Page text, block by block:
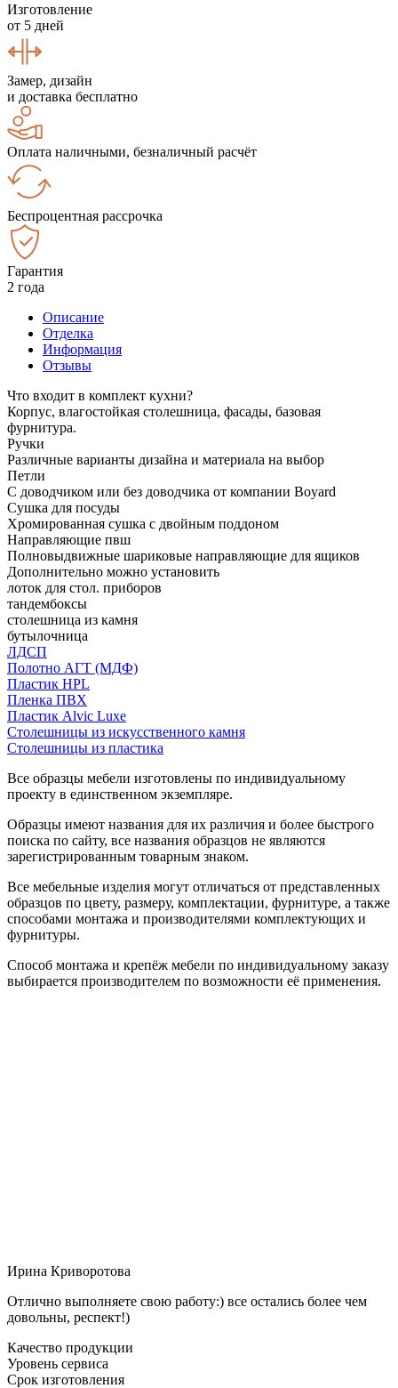
Изготовление
от 5 дней
Замер, дизайн
и доставка бесплатно
Оплата наличными, безналичный расчёт
Беспроцентная рассрочка
Гарантия
2 года
Описание
Отделка
Информация
Отзывы
Что входит в комплект кухни?
Корпус, влагостойкая столешница, фасады, базовая
фурнитура.
Ручки
Различные варианты дизайна и материала на выбор
Петли
С доводчиком или без доводчика от компании Boyard
Сушка для посуды
Хромированная сушка с двойным поддоном
Направляющие пвш
Полновыдвижные шариковые направляющие для ящиков
Дополнительно можно установить
лоток для стол. приборов
тандембоксы
столешница из камня
бутылочница
ЛДСП
Полотно АГТ (МДФ)
Пластик HPL
Пленка ПВХ
Пластик Alvic Luxe
Столешницы из искусственного камня
Столешницы из пластика
Все образцы мебели изготовлены по индивидуальному
проекту в единственном экземпляре.
Образцы имеют названия для их различия и более быстрого
поиска по сайту, все названия образцов не являются
зарегистрированным товарным знаком.
Все мебельные изделия могут отличаться от представленных
образцов по цвету, размеру, комплектации, фурнитуре, а также
способами монтажа и производителями комплектующих и
фурнитуры.
Способ монтажа и крепёж мебели по индивидуальному заказу
выбирается производителем по возможности её применения.
Ирина Криворотова
Отлично выполняете свою работу:) все остались более чем
довольны, респект!)
Качество продукции
Уровень сервиса
Срок изготовления